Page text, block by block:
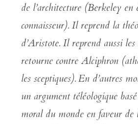
de l’architecture (Berkeley en
connaisseur). Il reprend la
d’Aristote. Il reprend aussi les
retourne contre Alciphron
les sceptiques). En d’autres
un argument téléologique
moral du monde en faveur de